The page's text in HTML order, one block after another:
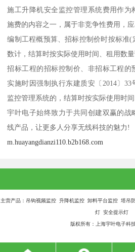
施工升降机安全监控管理系统费用作为
施费的内容之一，属于非竞争性费用，应
编制工程概预算、招标控制价时按标准
数计，结算时按实际使用时间、租用数量
招标工程的招标控制价、非招标工程的
实施时因强制执行东建质安〔2014〕
监控管理系统的，结算时按实际使用时间
宇叶电子始终致力于共同创建双赢的战
线产品，让更多人分享无线科技的魅力!
m.huayangdianzi110.b2b168.com
主营产品：吊钩视频监控 升降机监控 卸料平台监控 塔吊
灯 安全提示灯
版权所有：上海宇叶电子科